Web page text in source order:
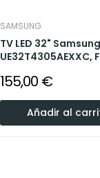
SAMSUNG
TV LED 32" Samsung
UE32T4305AEXXC, F
155,00 €
Añadir al